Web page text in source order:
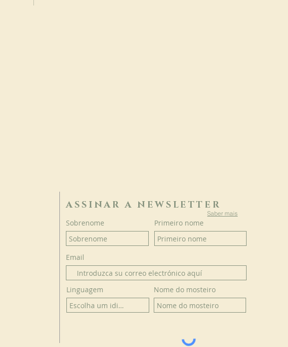
ASSINAR A NEWSLETTER
Saber mais
Sobrenome Primeiro nome
Email
Linguagem Nome do mosteiro